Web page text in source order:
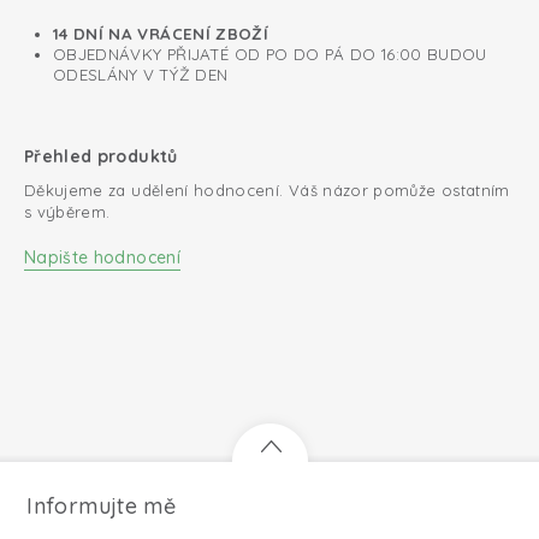
14 DNÍ NA VRÁCENÍ ZBOŽÍ
OBJEDNÁVKY PŘIJATÉ OD PO DO PÁ DO 16:00 BUDOU
ODESLÁNY V TÝŽ DEN
Přehled produktů
Děkujeme za udělení hodnocení. Váš názor pomůže ostatním
s výběrem.
Napište hodnocení
Informujte mě